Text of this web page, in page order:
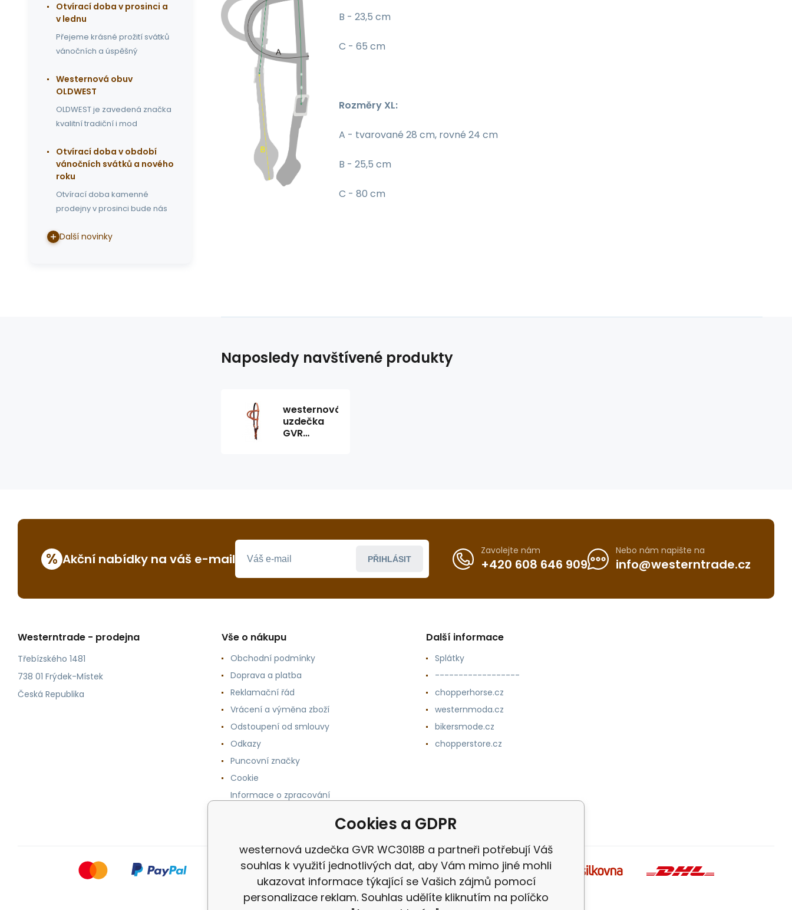
B - 23,5 cm
C - 65 cm
Rozměry XL:
A - tvarované 28 cm, rovné 24 cm
B - 25,5 cm
C - 80 cm
Otvírací doba v prosinci a
v lednu
Přejeme krásné prožití svátků
vánočních a úspěšný
Westernová obuv
OLDWEST
OLDWEST je zavedená značka
kvalitní tradiční i mod
Otvírací doba v období
vánočních svátků a nového
roku
Otvírací doba kamenné
prodejny v prosinci bude nás
Další novinky
Naposledy navštívené produkty
westernová
uzdečka
GVR
% Akční nabídky na váš e-mail PŘIHLÁSIT
Zavolejte nám
+420 608 646 909
Nebo nám napište na
info@westerntrade.cz
Westerntrade - prodejna
Třebízského 1481
738 01 Frýdek-Místek
Česká Republika
Vše o nákupu
Obchodní podmínky
Doprava a platba
Reklamační řád
Vrácení a výměna zboží
Odstoupení od smlouvy
Odkazy
Puncovní značky
Cookie
Informace o zpracování
Další informace
Splátky
------------------
chopperhorse.cz
westernmoda.cz
bikersmode.cz
chopperstore.cz
Cookies a GDPR
westernová uzdečka GVR WC3018B a partneři potřebují Váš
souhlas k využití jednotlivých dat, aby Vám mimo jiné mohli
ukazovat informace týkající se Vašich zájmů pomocí
personalizace reklam. Souhlas udělíte kliknutím na políčko